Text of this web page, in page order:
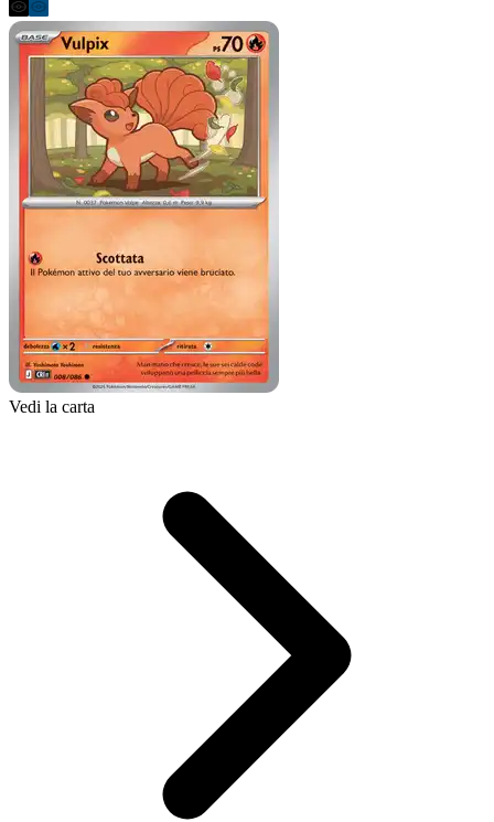
Vedi la carta